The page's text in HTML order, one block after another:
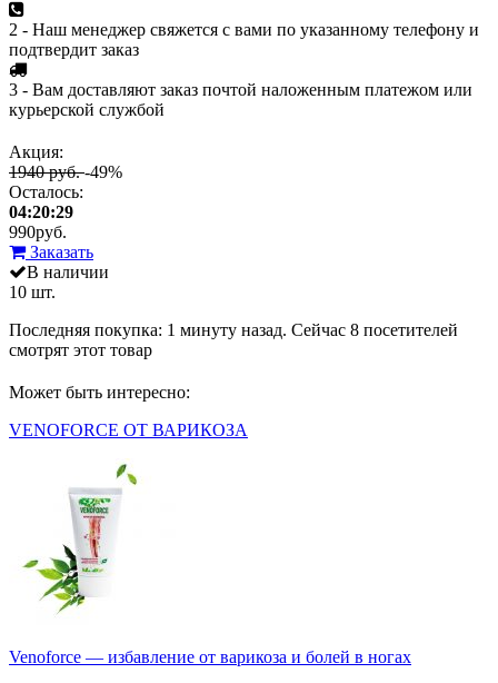
2 - Наш менеджер свяжется с вами по указанному телефону и
подтвердит заказ
3 - Вам доставляют заказ почтой наложенным платежом или
курьерской службой
Акция:
1940 руб.-49%
Осталось:
04:20:29
990руб.
Заказать
В наличии
10 шт.
Последняя покупка: 1 минуту назад. Сейчас 8 посетителей
смотрят этот товар
Может быть интересно:
VENOFORCE ОТ ВАРИКОЗА
Venoforce — избавление от варикоза и болей в ногах